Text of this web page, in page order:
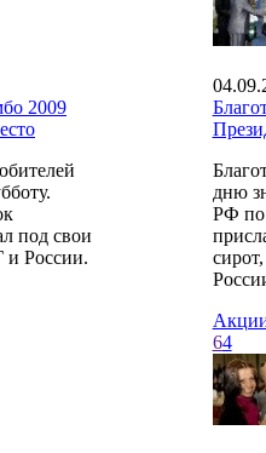
2009
под свои
и России.
дню
РФ по
64